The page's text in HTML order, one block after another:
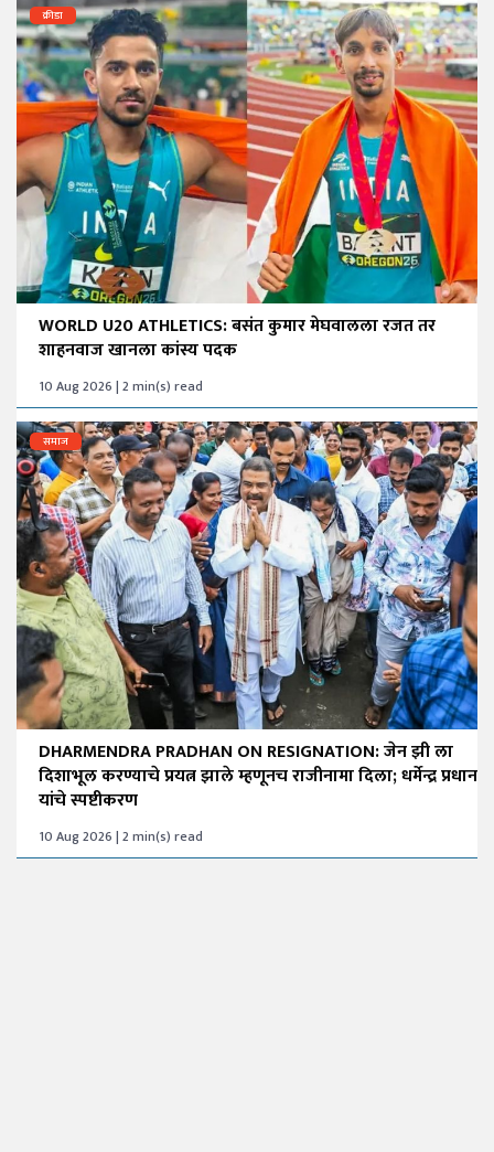
क्रीडा
WORLD U20 ATHLETICS: बसंत कुमार मेघवालला रजत तर
शाहनवाज खानला कांस्य पदक
10 Aug 2026 | 2 min(s) read
समाज
DHARMENDRA PRADHAN ON RESIGNATION: जेन झी ला
दिशाभूल करण्याचे प्रयत्न झाले म्हणूनच राजीनामा दिला; धर्मेन्द्र प्रधान
यांचे स्पष्टीकरण
10 Aug 2026 | 2 min(s) read